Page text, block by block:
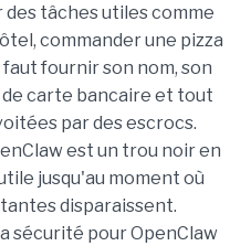
tâches utiles comme
commander une pizza
fournir son nom, son
de carte bancaire et tout
par des escrocs.
est un trou noir en
jusqu'au moment où
disparaissent.
sécurité pour OpenClaw